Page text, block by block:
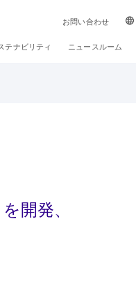
お問い合わせ
テナビリティ ニュースルーム
開発、